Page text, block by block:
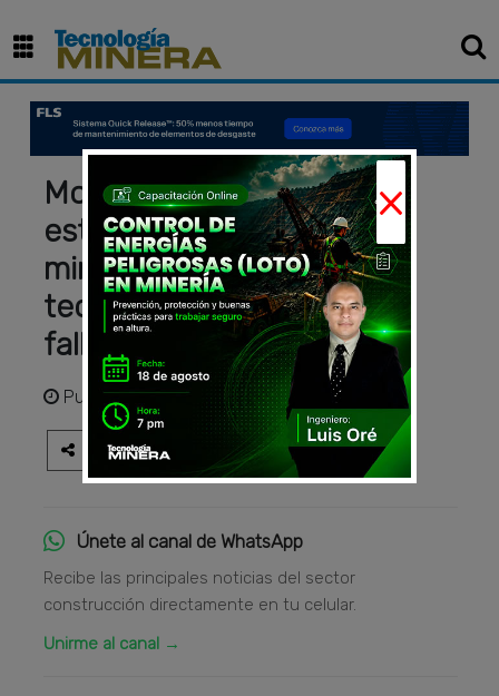
Monitoreo de fatiga
estructural en equipos
mineros de alto tonelaje:
tecnologías para prevenir
fallas críticas
Publicadohace 4 meses
Únete al canal de WhatsApp
Recibe las principales noticias del sector
construcción directamente en tu celular.
Unirme al canal →
×